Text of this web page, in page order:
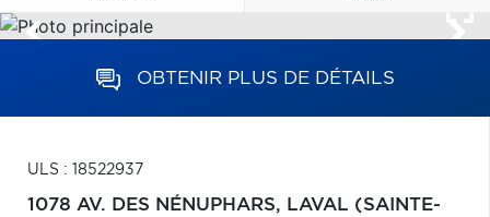
OBTENIR PLUS DE DÉTAILS
ULS : 18522937
1078 AV. DES NÉNUPHARS, LAVAL (SAINTE-